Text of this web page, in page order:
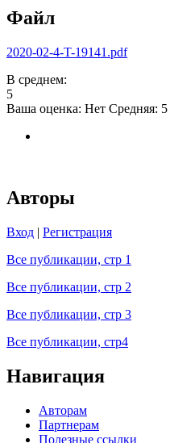
Файл
2020-02-4-T-19141.pdf
В среднем:
5
Ваша оценка: Нет Средняя: 5
Авторы
Вход | Регистрация
Все публикации, стр 1
Все публикации, стр 2
Все публикации, стр 3
Все публикации, стр4
Навигация
Авторам
Партнерам
Полезные ссылки